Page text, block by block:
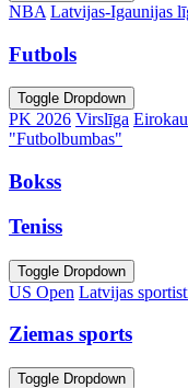
NBA Latvijas-Igaunijas
Futbols
Toggle Dropdown
PK 2026 Virslīga
"Futbolbumbas"
Bokss
Teniss
Toggle Dropdown
US Open Latvijas
Ziemas sports
Toggle Dropdown